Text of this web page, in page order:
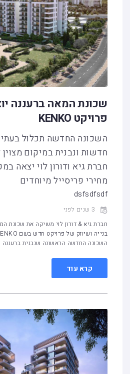
שכונת המאה ברעננה
פרויקט KENKO
חברת גיא ודורון לוי יצאה
מחירי פריסייל מיוחדים
dsfsdfsdf
3 שנים לפני
חברת גיא & דורון לוי משיקה את שכונת
השכונה החדשה הראשונה שנבנית ברעננה
קרא עוד